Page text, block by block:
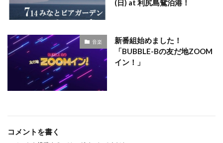
(日) at 利尻島鴛泊港！
音楽
新番組始めました！
「BUBBLE-Bの友だ地ZOOM
イン！」
コメントを書く